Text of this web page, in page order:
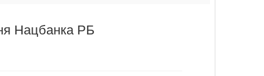
Нацбанка РБ